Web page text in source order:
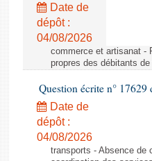
Date de
dépôt :
04/08/2026
commerce et artisanat -
propres des débitants de
Question écrite n°
Date de
dépôt :
04/08/2026
transports - Absence de